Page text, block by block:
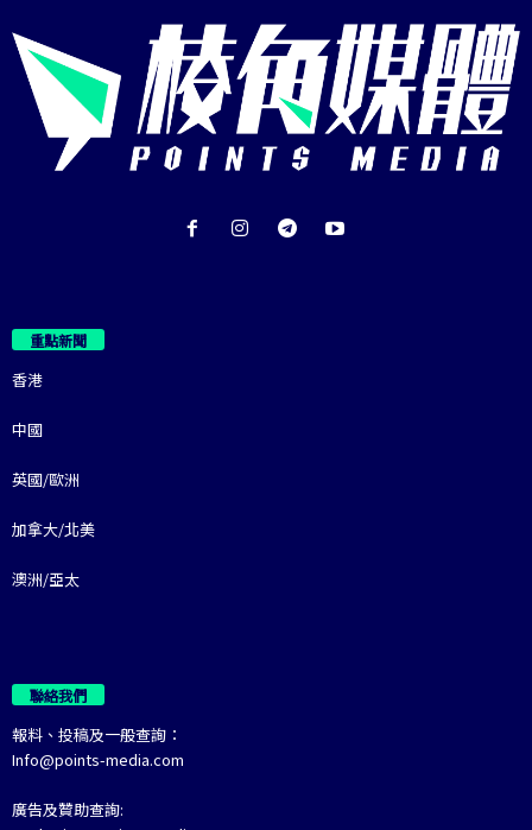
重點新聞
香港
中國
英國/歐洲
加拿大/北美
澳洲/亞太
聯絡我們
報料、投稿及一般查詢：
Info@points-media.com
廣告及贊助查詢: